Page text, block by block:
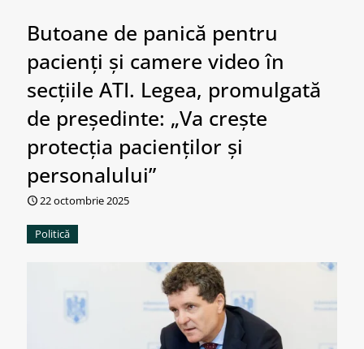
Butoane de panică pentru
pacienți și camere video în
secțiile ATI. Legea, promulgată
de președinte: „Va crește
protecția pacienților și
personalului”
22 octombrie 2025
Politică